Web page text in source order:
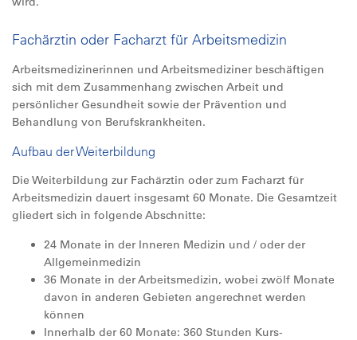
Fachärztin oder Facharzt für Arbeitsmedizin
Arbeitsmedizinerinnen und Arbeitsmediziner beschäftigen
sich mit dem Zusammenhang zwischen Arbeit und
persönlicher Gesundheit sowie der Prävention und
Behandlung von Berufskrankheiten.
Aufbau der Weiterbildung
Die Weiterbildung zur Fachärztin oder zum Facharzt für
Arbeitsmedizin dauert insgesamt 60 Monate. Die Gesamtzeit
gliedert sich in folgende Abschnitte:
24 Monate in der Inneren Medizin und / oder der
Allgemeinmedizin
36 Monate in der Arbeitsmedizin, wobei zwölf Monate
davon in anderen Gebieten angerechnet werden
können
Innerhalb der 60 Monate: 360 Stunden Kurs-